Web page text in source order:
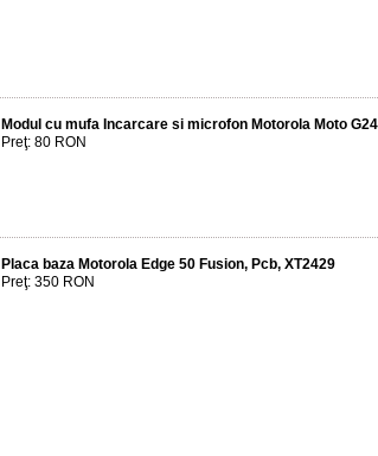
Modul cu mufa Incarcare si microfon Motorola Moto
Preţ: 80 RON
Placa baza Motorola Edge 50 Fusion, Pcb, XT2429
Preţ: 350 RON